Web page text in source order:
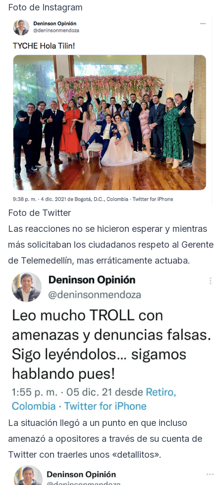
Foto de Instagram
Foto de Twitter
Las reacciones no se hicieron esperar y mientras
más solicitaban los ciudadanos respeto al Gerente
de Telemedellín, mas erráticamente actuaba.
La situación llegó a un punto en que incluso
amenazó a opositores a través de su cuenta de
Twitter con traerles unos «detallitos».